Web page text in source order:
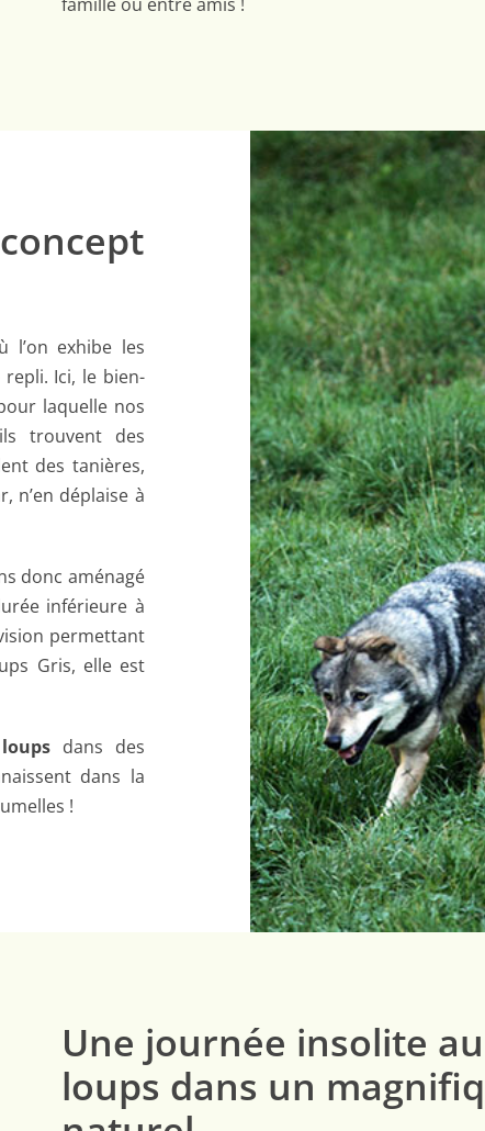
l’on exhibe les
Ici, le bien-
laquelle nos
trouvent des
des tanières,
n’en déplaise à
donc aménagé
inférieure à
permettant
Gris, elle est
dans des
dans la
!
Une journée insolite
loups dans un